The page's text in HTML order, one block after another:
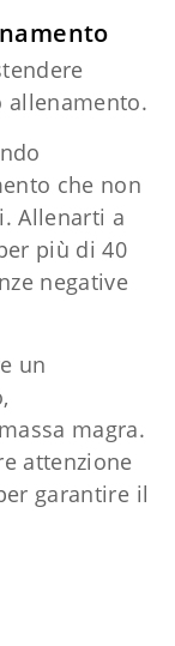
allenamento.
che non
Allenarti a
più di 40
negative
un
magra.
attenzione
garantire il